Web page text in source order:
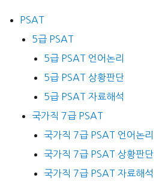
PSAT
5급 PSAT
5급 PSAT 언어논리
5급 PSAT 상황판단
5급 PSAT 자료해석
국가직 7급 PSAT
국가직 7급 PSAT 언어논리
국가직 7급 PSAT 상황판단
국가직 7급 PSAT 자료해석